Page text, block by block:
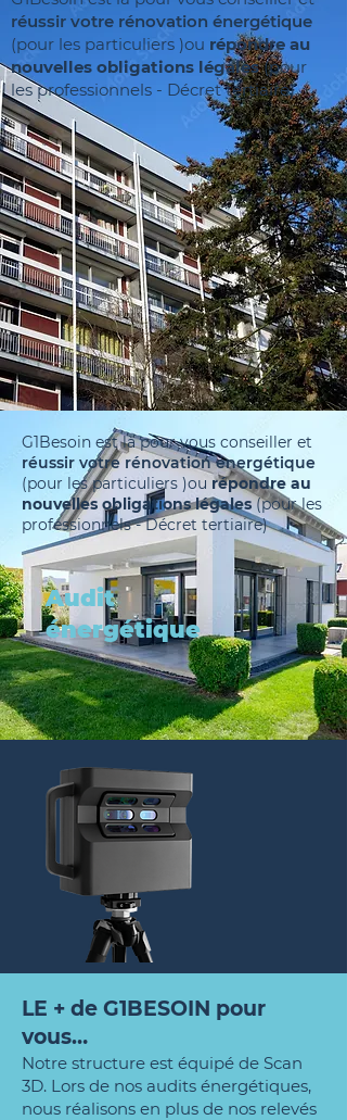
réussir votre rénovation énergétique
(pour les particuliers )ou répondre au
nouvelles obligations légales(pour
les professionnels - Décret tertiaire)
G1Besoin est là pour vous conseiller et
réussir votre rénovation énergétique
(pour les particuliers )ou répondre au
nouvelles obligations légales(pour les
professionnels - Décret tertiaire)
Audit
énergétique
LE + de G1BESOIN pour
vous…
Notre structure est équipé de Scan
3D. Lors de nos audits énergétiques,
nous réalisons en plus de nos relevés